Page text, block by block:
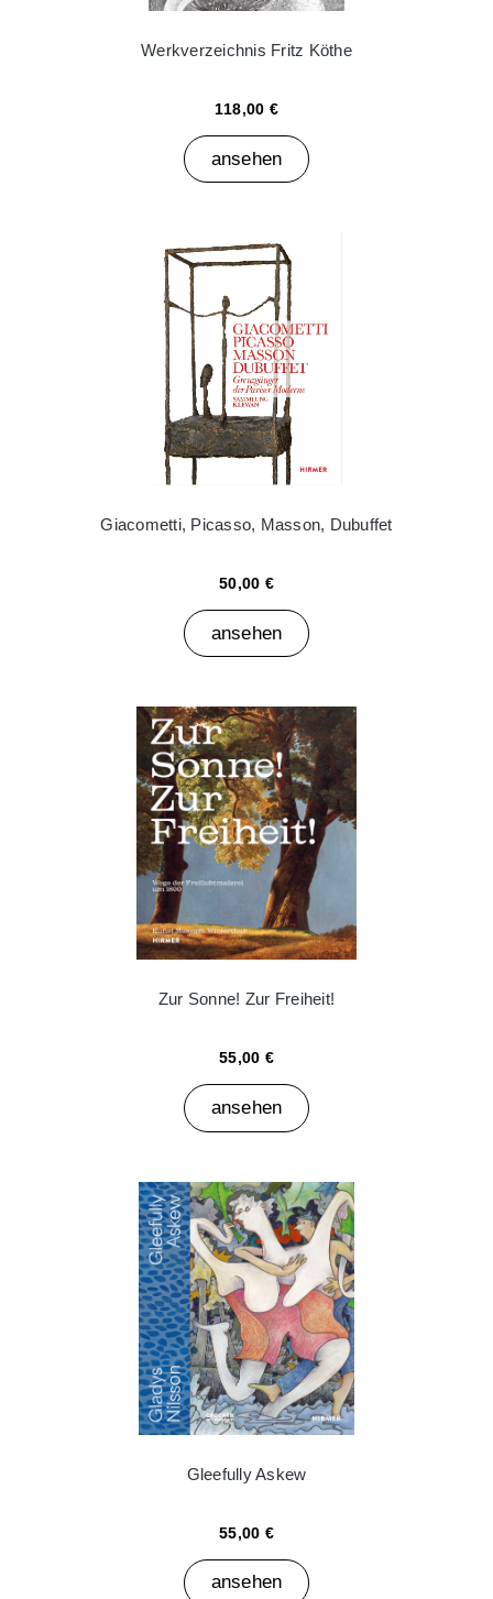
Werkverzeichnis Fritz Köthe
118,00 €
ansehen
Giacometti, Picasso, Masson, Dubuffet
50,00 €
ansehen
Zur Sonne! Zur Freiheit!
55,00 €
ansehen
Gleefully Askew
55,00 €
ansehen